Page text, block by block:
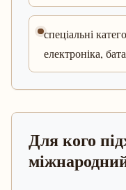
спеціальні
електроніка,
Для кого